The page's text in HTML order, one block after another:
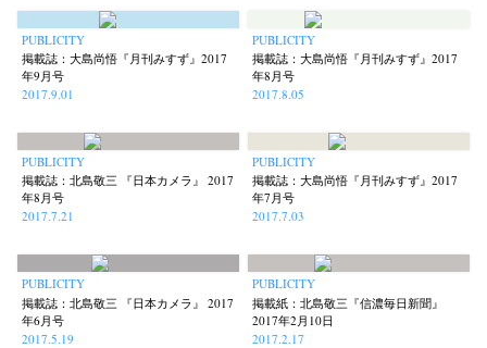
PUBLICITY
掲載誌：大島尚悟『月刊みすず』2017
年9月号
2017.9.01
PUBLICITY
掲載誌：大島尚悟『月刊みすず』2017
年8月号
2017.8.05
PUBLICITY
掲載誌：北島敬三 『日本カメラ』 2017
年8月号
2017.7.21
PUBLICITY
掲載誌：大島尚悟『月刊みすず』2017
年7月号
2017.7.03
PUBLICITY
掲載誌：北島敬三 『日本カメラ』 2017
年6月号
2017.5.19
PUBLICITY
掲載紙：北島敬三『信濃毎日新聞』
2017年2月10日
2017.2.17